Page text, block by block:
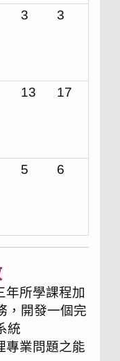
3 3
13 17
5 6
年所學課程加
，開發一個完
統
專業問題之能